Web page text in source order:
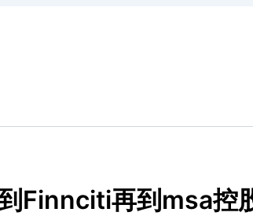
Finnciti再到msa控